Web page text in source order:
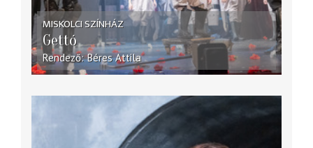
MISKOLCI SZÍNHÁZ
Gettó
Rendező Béres Attila